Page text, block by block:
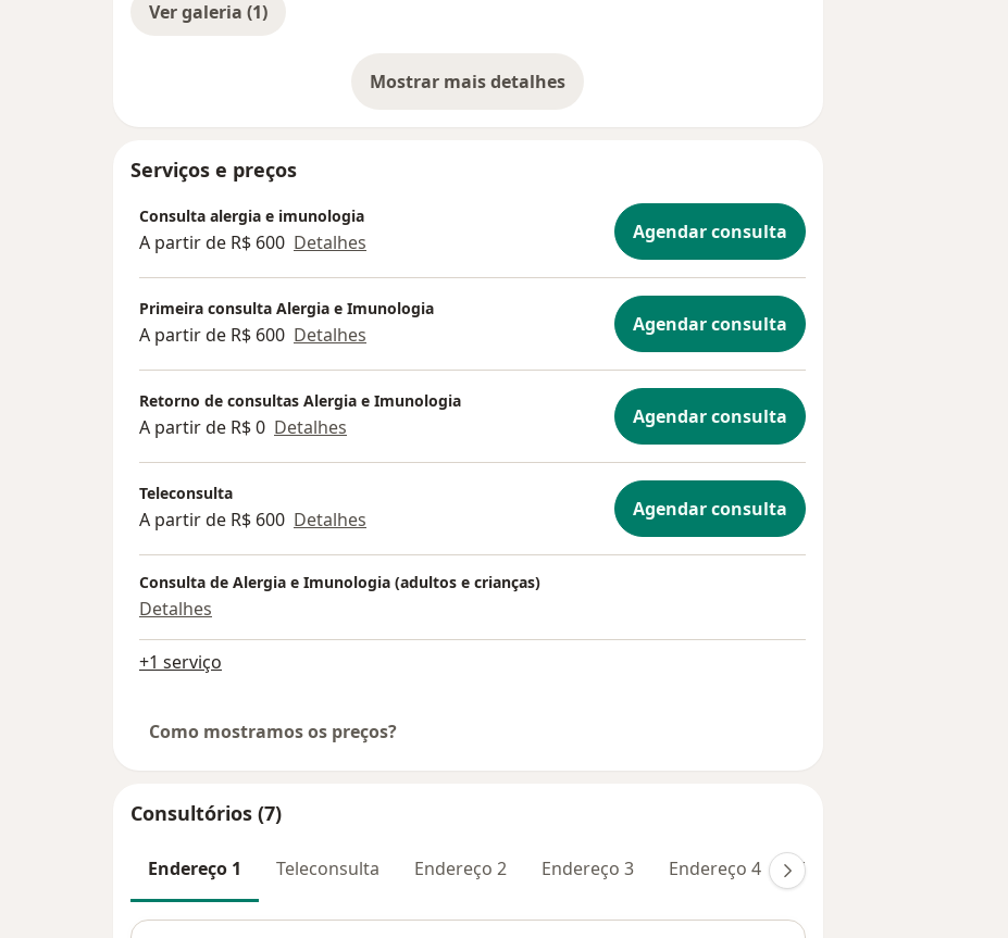
Ver galeria (1)
Mostrar mais detalhes
sobre a experiência
Serviços e preços
Consulta alergia e imunologia
A partir de R$ 600 Detalhes Agendar consulta
Primeira consulta Alergia e Imunologia
A partir de R$ 600 Detalhes Agendar consulta
Retorno de consultas Alergia e Imunologia
A partir de R$ 0 Detalhes Agendar consulta
Teleconsulta
A partir de R$ 600 Detalhes Agendar consulta
Consulta de Alergia e Imunologia (adultos e crianças)
Detalhes
+1 serviço
Como mostramos os preços?
Consultórios (7)
Endereço 1 Teleconsulta Endereço 2 Endereço 3 Endereço 4 Endereço 5